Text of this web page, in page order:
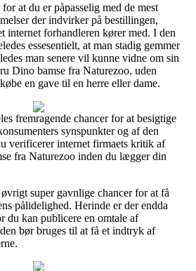
at du er påpasselig med de mest
der indvirker på bestillingen,
internet forhandleren kører med. I den
essesentielt, at man stadig gemmer
man senere vil kunne vidne om sin
Dino bamse fra Naturezoo, uden
en gave til en herre eller dame.
fremragende chancer for at besigtige
synspunkter og af den
verificerer internet firmaets kritik af
fra Naturezoo inden du lægger din
super gavnlige chancer for at få
pålidelighed. Herinde er der endda
du kan publicere en omtale af
bør bruges til at få et indtryk af